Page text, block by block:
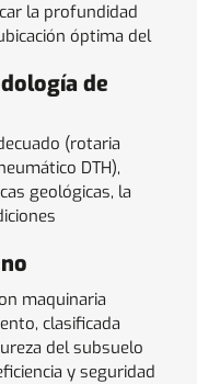
la profundidad
óptima del
de
(rotaria
DTH),
geológicas, la
maquinaria
clasificada
del subsuelo
y seguridad